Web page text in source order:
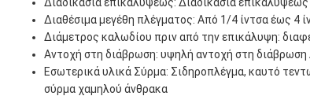
Διαδικασία επικαλύψεως: Διαδικασία
Διαθέσιμα μεγέθη πλέγματος: Από 1/4 ίντσα έως 4
Διάμετρος καλωδίου πριν από την επικάλυψη:
Αντοχή στη διάβρωση: υψηλή αντοχή στη
Εσωτερικά υλικά Σύρμα: Σιδηροπλέγμα, καυτό
σύρμα χαμηλού άνθρακα